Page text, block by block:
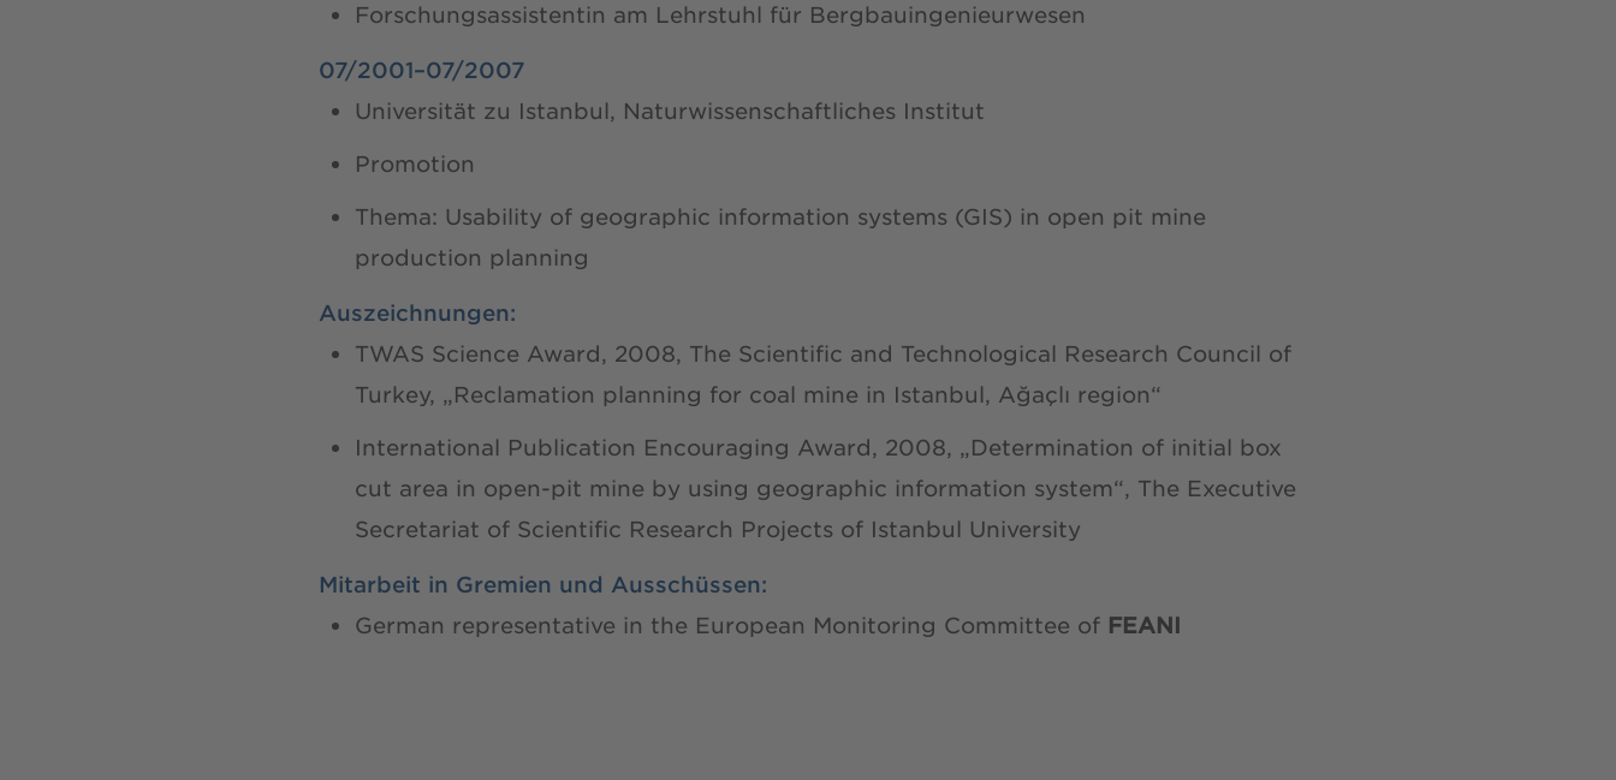
Forschungsassistentin am Lehrstuhl für Bergbauingenieurwesen
07/2001–07/2007
Universität zu Istanbul, Naturwissenschaftliches Institut
Promotion
Thema: Usability of geographic information systems (GIS) in open pit mine
production planning
Auszeichnungen:
TWAS Science Award, 2008, The Scientific and Technological Research Council of
Turkey, „Reclamation planning for coal mine in Istanbul, Ağaçlı region“
International Publication Encouraging Award, 2008, „Determination of initial box
cut area in open-pit mine by using geographic information system“, The Executive
Secretariat of Scientific Research Projects of Istanbul University
Mitarbeit in Gremien und Ausschüssen:
German representative in the European Monitoring Committee of FEANI